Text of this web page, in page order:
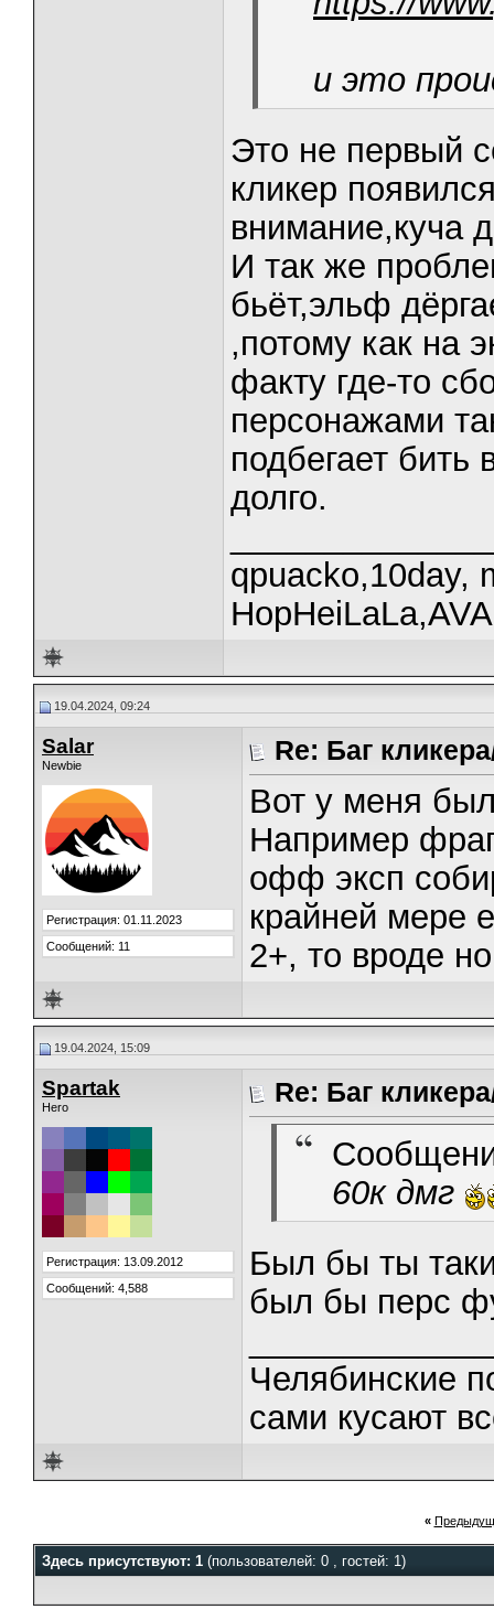
и это
Это не первый
кликер
внимание,куча
И так же
бьёт,эльф
,потому как на
факту где-то
персонажами
подбегает бить
долго.
qpuacko,10day,
19.04.2024, 09:24
Salar
Newbie
Регистрация: 01.11.2023
Сообщений: 11
Re: Баг
Вот у меня
Например
офф эксп
крайней мере
2+, то вроде
19.04.2024, 15:09
Spartak
Hero
Регистрация: 13.09.2012
Сообщений: 4,588
Re: Баг
60к дмг
Был бы ты
был бы перс
Челябинские
сами кусают
«
Здесь присутствуют: 1 (пользователей: 0 , гостей: 1)